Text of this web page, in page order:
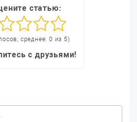
статью:
среднее: 0 из 5)
с друзьями!